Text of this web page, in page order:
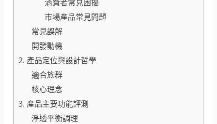
消費者常見困擾
市場產品常見問題
常見誤解
開發動機
2. 產品定位與設計哲學
適合族群
核心理念
3. 產品主要功能評測
淨透平衡調理